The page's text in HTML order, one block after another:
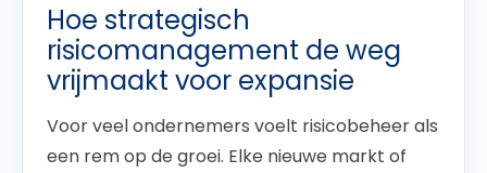
Hoe strategisch
risicomanagement de weg
vrijmaakt voor expansie
Voor veel ondernemers voelt risicobeheer als
een rem op de groei. Elke nieuwe markt of